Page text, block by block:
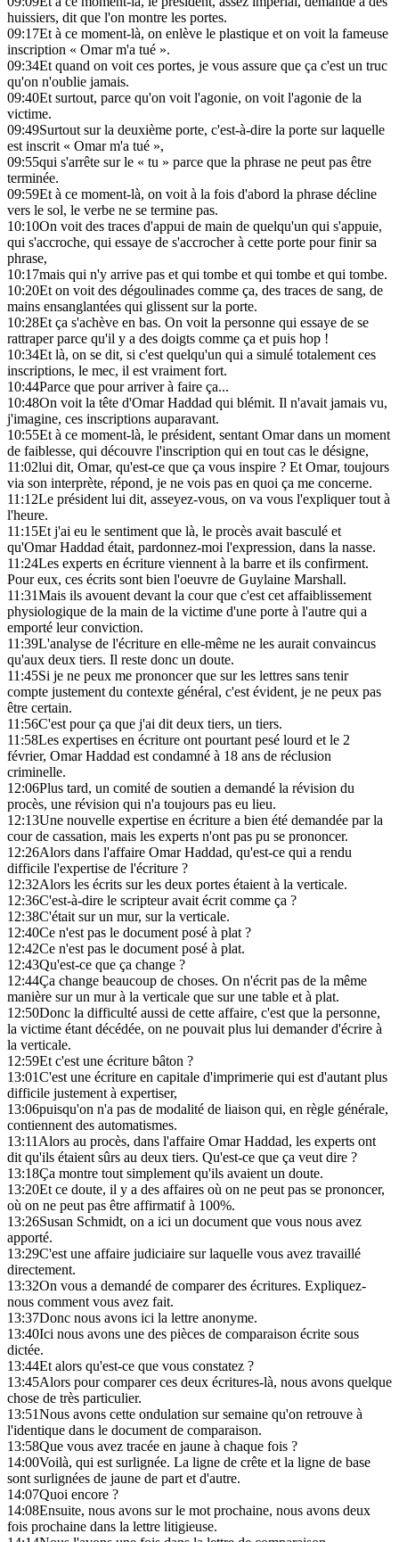
huissiers, dit que l'on montre les portes.
09:17Et à ce moment-là, on enlève le plastique et on voit la fameuse
inscription « Omar m'a tué ».
09:34Et quand on voit ces portes, je vous assure que ça c'est un truc
qu'on n'oublie jamais.
09:40Et surtout, parce qu'on voit l'agonie, on voit l'agonie de la
victime.
09:49Surtout sur la deuxième porte, c'est-à-dire la porte sur laquelle
est inscrit « Omar m'a tué »,
09:55qui s'arrête sur le « tu » parce que la phrase ne peut pas être
terminée.
09:59Et à ce moment-là, on voit à la fois d'abord la phrase décline
vers le sol, le verbe ne se termine pas.
10:10On voit des traces d'appui de main de quelqu'un qui s'appuie,
qui s'accroche, qui essaye de s'accrocher à cette porte pour finir sa
phrase,
10:17mais qui n'y arrive pas et qui tombe et qui tombe et qui tombe.
10:20Et on voit des dégoulinades comme ça, des traces de sang, de
mains ensanglantées qui glissent sur la porte.
10:28Et ça s'achève en bas. On voit la personne qui essaye de se
rattraper parce qu'il y a des doigts comme ça et puis hop !
10:34Et là, on se dit, si c'est quelqu'un qui a simulé totalement ces
inscriptions, le mec, il est vraiment fort.
10:44Parce que pour arriver à faire ça...
10:48On voit la tête d'Omar Haddad qui blémit. Il n'avait jamais vu,
j'imagine, ces inscriptions auparavant.
10:55Et à ce moment-là, le président, sentant Omar dans un moment
de faiblesse, qui découvre l'inscription qui en tout cas le désigne,
11:02lui dit, Omar, qu'est-ce que ça vous inspire ? Et Omar, toujours
via son interprète, répond, je ne vois pas en quoi ça me concerne.
11:12Le président lui dit, asseyez-vous, on va vous l'expliquer tout à
l'heure.
11:15Et j'ai eu le sentiment que là, le procès avait basculé et
qu'Omar Haddad était, pardonnez-moi l'expression, dans la nasse.
11:24Les experts en écriture viennent à la barre et ils confirment.
Pour eux, ces écrits sont bien l'oeuvre de Guylaine Marshall.
11:31Mais ils avouent devant la cour que c'est cet affaiblissement
physiologique de la main de la victime d'une porte à l'autre qui a
emporté leur conviction.
11:39L'analyse de l'écriture en elle-même ne les aurait convaincus
qu'aux deux tiers. Il reste donc un doute.
11:45Si je ne peux me prononcer que sur les lettres sans tenir
compte justement du contexte général, c'est évident, je ne peux pas
être certain.
11:56C'est pour ça que j'ai dit deux tiers, un tiers.
11:58Les expertises en écriture ont pourtant pesé lourd et le 2
février, Omar Haddad est condamné à 18 ans de réclusion
criminelle.
12:06Plus tard, un comité de soutien a demandé la révision du
procès, une révision qui n'a toujours pas eu lieu.
12:13Une nouvelle expertise en écriture a bien été demandée par la
cour de cassation, mais les experts n'ont pas pu se prononcer.
12:26Alors dans l'affaire Omar Haddad, qu'est-ce qui a rendu
difficile l'expertise de l'écriture ?
12:32Alors les écrits sur les deux portes étaient à la verticale.
12:36C'est-à-dire le scripteur avait écrit comme ça ?
12:38C'était sur un mur, sur la verticale.
12:40Ce n'est pas le document posé à plat ?
12:42Ce n'est pas le document posé à plat.
12:43Qu'est-ce que ça change ?
12:44Ça change beaucoup de choses. On n'écrit pas de la même
manière sur un mur à la verticale que sur une table et à plat.
12:50Donc la difficulté aussi de cette affaire, c'est que la personne,
la victime étant décédée, on ne pouvait plus lui demander d'écrire à
la verticale.
12:59Et c'est une écriture bâton ?
13:01C'est une écriture en capitale d'imprimerie qui est d'autant plus
difficile justement à expertiser,
13:06puisqu'on n'a pas de modalité de liaison qui, en règle générale,
contiennent des automatismes.
13:11Alors au procès, dans l'affaire Omar Haddad, les experts ont
dit qu'ils étaient sûrs au deux tiers. Qu'est-ce que ça veut dire ?
13:18Ça montre tout simplement qu'ils avaient un doute.
13:20Et ce doute, il y a des affaires où on ne peut pas se prononcer,
où on ne peut pas être affirmatif à 100%.
13:26Susan Schmidt, on a ici un document que vous nous avez
apporté.
13:29C'est une affaire judiciaire sur laquelle vous avez travaillé
directement.
13:32On vous a demandé de comparer des écritures. Expliquez-
nous comment vous avez fait.
13:37Donc nous avons ici la lettre anonyme.
13:40Ici nous avons une des pièces de comparaison écrite sous
dictée.
13:44Et alors qu'est-ce que vous constatez ?
13:45Alors pour comparer ces deux écritures-là, nous avons quelque
chose de très particulier.
13:51Nous avons cette ondulation sur semaine qu'on retrouve à
l'identique dans le document de comparaison.
13:58Que vous avez tracée en jaune à chaque fois ?
14:00Voilà, qui est surlignée. La ligne de crête et la ligne de base
sont surlignées de jaune de part et d'autre.
14:07Quoi encore ?
14:08Ensuite, nous avons sur le mot prochaine, nous avons deux
fois prochaine dans la lettre litigieuse.